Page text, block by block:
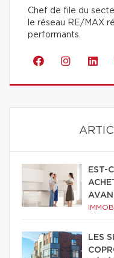
Chef de file du
le réseau RE/MAX
performants.
EST-
LES